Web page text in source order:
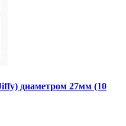
диаметром 27мм (10